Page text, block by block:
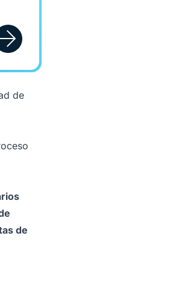
de
de